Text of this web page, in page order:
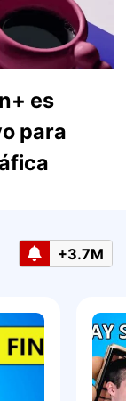
es
para
+3.7M